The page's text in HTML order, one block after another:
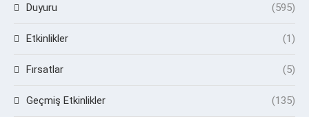
Duyuru (595)
Etkinlikler (1)
Fırsatlar (5)
Geçmiş Etkinlikler (135)